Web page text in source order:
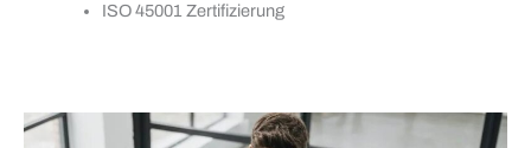
ISO 45001 Zertifizierung